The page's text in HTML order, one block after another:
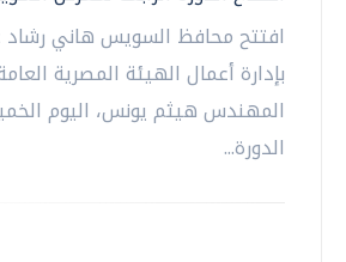
افتتح محافظ السويس هاني
بإدارة أعمال الهيئة المصرية
المهندس هيثم يونس، اليوم
الدورة...